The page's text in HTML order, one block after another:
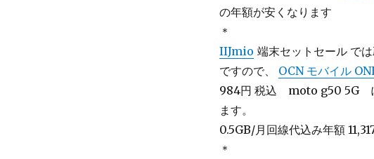
の年額が安くなります
＊
IIJmio 端末セットセール で
ですので、 OCN モバイル
984円 税込 moto g50 5G に
ます。
0.5GB/月回線代込み年額 11,317
＊